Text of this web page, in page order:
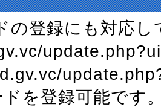
の登録にも対応し
を登録可能です